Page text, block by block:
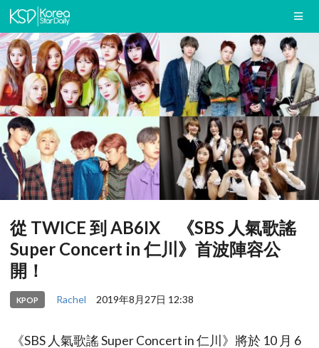
從 TWICE 到 AB6IX 《SBS 人氣歌謠
Super Concert in 仁川》首波陣容公
開！
KPOP Rachel 2019年8月27日 12:38
《SBS 人氣歌謠 Super Concert in 仁川》將於 10 月 6